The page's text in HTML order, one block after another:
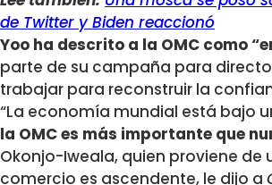
de Twitter y Biden reaccionó
Yoo ha descrito a la OMC como
parte de su campaña para
trabajar para reconstruir la
“La economía mundial está bajo
la OMC es más importante que
Okonjo-Iweala, quien proviene
comercio es ascendente, le dijo a